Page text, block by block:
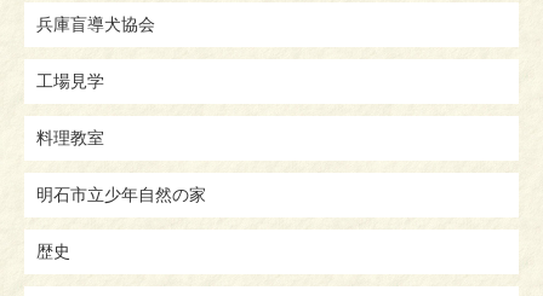
兵庫盲導犬協会
工場見学
料理教室
明石市立少年自然の家
歴史